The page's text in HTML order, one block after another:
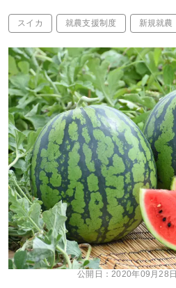
スイカ 就農支援制度 新規就農
公開日：2020年09月28日